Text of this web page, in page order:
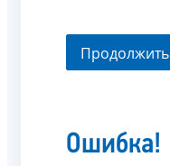
Продолжить
Ошибка!